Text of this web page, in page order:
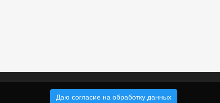
Даю согласие на обработку данных